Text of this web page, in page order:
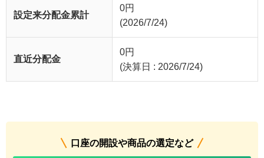
設定来分配金累計
0円
(2026/7/24)
直近分配金
0円
(決算日 : 2026/7/24)
口座の開設や商品の選定など